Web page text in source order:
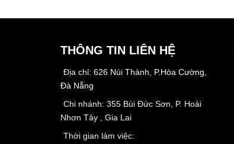
THÔNG TIN LIÊN HỆ
Địa chỉ: 626 Núi Thành, P.Hòa Cường,
Đà Nẵng
Chi nhánh: 355 Bùi Đức Sơn, P. Hoài
Nhơn Tây , Gia Lai
Thời gian làm việc: